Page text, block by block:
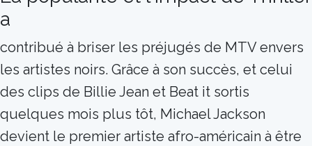
a
contribué à briser les préjugés de MTV envers
les artistes noirs. Grâce à son succès, et celui
des clips de Billie Jean et Beat it sortis
quelques mois plus tôt, Michael Jackson
devient le premier artiste afro-américain à être